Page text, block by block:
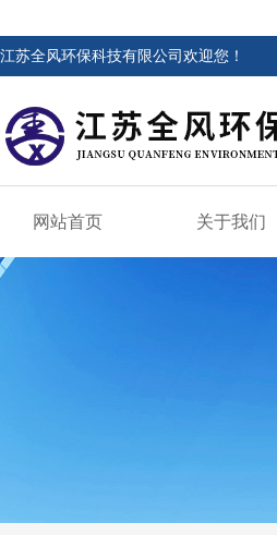
江苏全风环保科技有限公司欢迎您！
网站首页 关于我们